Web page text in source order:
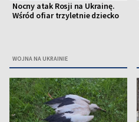
Nocny atak Rosji na Ukrainę.
Wśród ofiar trzyletnie dziecko
WOJNA NA UKRAINIE